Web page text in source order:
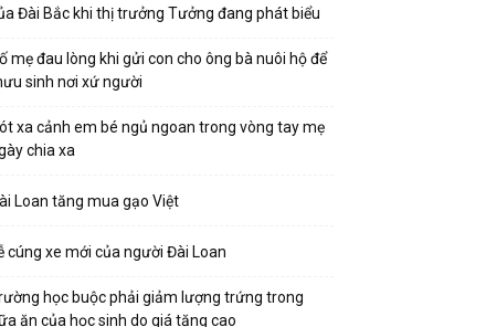
Đài Bắc khi thị trưởng Tưởng đang phát biểu
mẹ đau lòng khi gửi con cho ông bà nuôi hộ để
sinh nơi xứ người
xa cảnh em bé ngủ ngoan trong vòng tay mẹ
chia xa
Loan tăng mua gạo Việt
cúng xe mới của người Đài Loan
học buộc phải giảm lượng trứng trong
ăn của học sinh do giá tăng cao